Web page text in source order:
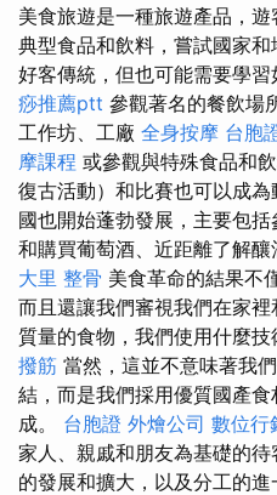
美食旅遊是一種旅遊產品，
典型食品和飲料，嘗試國家
好客傳統，但也可能需要學習
痧推薦ptt 參觀著名的餐飲場
工作坊、工廠 全身按摩 台胞
摩課程 或參觀與特殊食品和
復古活動）和比賽也可以成為
國也開始蓬勃發展，主要包
和購買葡萄酒、近距離了解釀
大里 整骨 美食革命的結果不
而且還讓我們審視我們在家
質量的食物，我們使用什麼技
撥筋 當然，這並不意味著我
結，而是我們採用優質國產
成。 台胞證 外燴公司 數位行
家人、親戚和朋友為基礎的
的發展和擴大，以及分工的